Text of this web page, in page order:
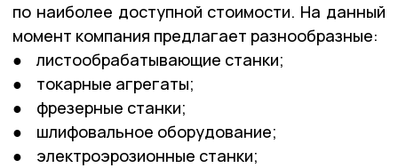
по наиболее доступной стоимости. На данный
момент компания предлагает разнообразные:
● листообрабатывающие станки;
● токарные агрегаты;
● фрезерные станки;
● шлифовальное оборудование;
● электроэрозионные станки;